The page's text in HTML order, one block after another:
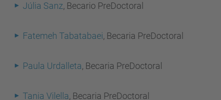
Júlia Sanz, Becario PreDoctoral
Fatemeh Tabatabaei, Becaria PreDoctoral
Paula Urdalleta, Becaria PreDoctoral
Tania Vilella, Becaria PreDoctoral